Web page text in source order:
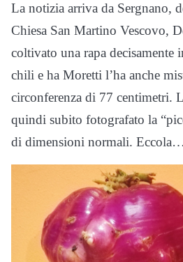
La notizia arriva da Sergnano,
Chiesa San Martino Vescovo,
coltivato una rapa decisamente
chili e ha Moretti l’ha anche
circonferenza di 77 centimetri.
quindi subito fotografato la
di dimensioni normali. Eccola…